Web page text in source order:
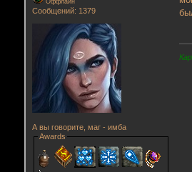
Оффлайн
Сообщений: 1379
А вы говорите, маг - имба
Awards